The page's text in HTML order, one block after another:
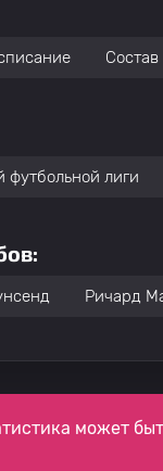
Состав
футбольной лиги
Ричард
может